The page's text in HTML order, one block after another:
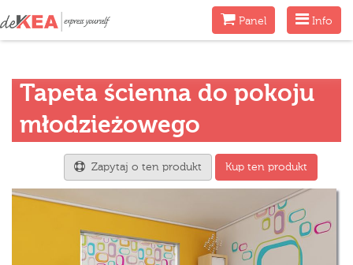
Menu
Info
MenuPanel
Tapeta ścienna do pokoju
młodzieżowego
Zapytaj o ten produkt Kup ten produkt